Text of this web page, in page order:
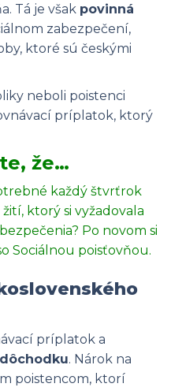
Tá je však povinná
zabezpečení,
ktoré sú českými
neboli poistenci
príplatok, ktorý
že…
každý štvrťrok
ktorý si vyžadovala
Po novom si
Sociálnou poisťovňou.
príplatok a
. Nárok na
poistencom, ktorí